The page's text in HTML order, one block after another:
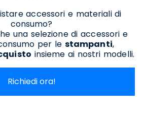
accessori e materiali di
consumo?
una selezione di accessori e
per le stampanti,
insieme ai nostri modelli.
Richiedi ora!